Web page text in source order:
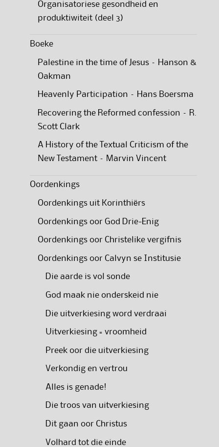
Organisatoriese gesondheid en
produktiwiteit (deel 3)
Boeke
Palestine in the time of Jesus – Hanson &
Oakman
Heavenly Participation – Hans Boersma
Recovering the Reformed confession – R.
Scott Clark
A History of the Textual Criticism of the
New Testament – Marvin Vincent
Oordenkings
Oordenkings uit Korinthiërs
Oordenkings oor God Drie-Enig
Oordenkings oor Christelike vergifnis
Oordenkings oor Calvyn se Institusie
Die aarde is vol sonde
God maak nie onderskeid nie
Die uitverkiesing word verdraai
Uitverkiesing = vroomheid
Preek oor die uitverkiesing
Verkondig en vertrou
Alles is genade!
Die troos van uitverkiesing
Dit gaan oor Christus
Volhard tot die einde